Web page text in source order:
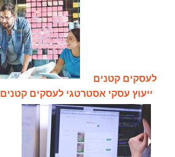
לעסקים קטנים
ייעוץ עסקי אסטרטגי לעסקים קטנים